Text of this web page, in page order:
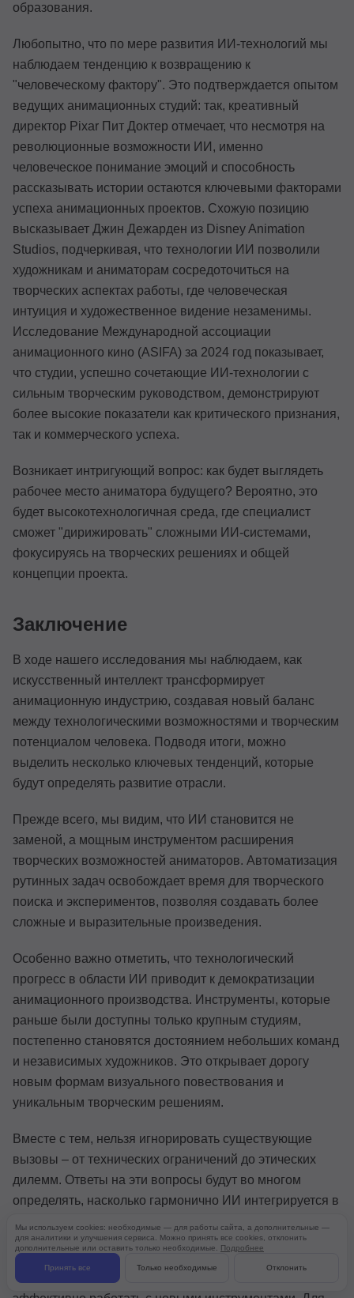
образования.
Любопытно, что по мере развития ИИ-технологий мы
наблюдаем тенденцию к возвращению к
"человеческому фактору". Это подтверждается опытом
ведущих анимационных студий: так, креативный
директор Pixar Пит Доктер отмечает, что несмотря на
революционные возможности ИИ, именно
человеческое понимание эмоций и способность
рассказывать истории остаются ключевыми факторами
успеха анимационных проектов. Схожую позицию
высказывает Джин Дежарден из Disney Animation
Studios, подчеркивая, что технологии ИИ позволили
художникам и аниматорам сосредоточиться на
творческих аспектах работы, где человеческая
интуиция и художественное видение незаменимы.
Исследование Международной ассоциации
анимационного кино (ASIFA) за 2024 год показывает,
что студии, успешно сочетающие ИИ-технологии с
сильным творческим руководством, демонстрируют
более высокие показатели как критического признания,
так и коммерческого успеха.
Возникает интригующий вопрос: как будет выглядеть
рабочее место аниматора будущего? Вероятно, это
будет высокотехнологичная среда, где специалист
сможет "дирижировать" сложными ИИ-системами,
фокусируясь на творческих решениях и общей
концепции проекта.
Заключение
В ходе нашего исследования мы наблюдаем, как
искусственный интеллект трансформирует
анимационную индустрию, создавая новый баланс
между технологическими возможностями и творческим
потенциалом человека. Подводя итоги, можно
выделить несколько ключевых тенденций, которые
будут определять развитие отрасли.
Прежде всего, мы видим, что ИИ становится не
заменой, а мощным инструментом расширения
творческих возможностей аниматоров. Автоматизация
рутинных задач освобождает время для творческого
поиска и экспериментов, позволяя создавать более
сложные и выразительные произведения.
Особенно важно отметить, что технологический
прогресс в области ИИ приводит к демократизации
анимационного производства. Инструменты, которые
раньше были доступны только крупным студиям,
постепенно становятся достоянием небольших команд
и независимых художников. Это открывает дорогу
новым формам визуального повествования и
уникальным творческим решениям.
Вместе с тем, нельзя игнорировать существующие
вызовы – от технических ограничений до этических
дилемм. Ответы на эти вопросы будут во многом
определять, насколько гармонично ИИ интегрируется в
Стремительное развитие ИИ-технологий в анимации
создает растущий спрос на специалистов, способных
Мы используем cookies: необходимые — для работы сайта, а дополнительные —
для аналитики и улучшения сервиса. Можно принять все cookies, отклонить
дополнительные или оставить только необходимые. Подробнее
Принять все Только необходимые Отклонить